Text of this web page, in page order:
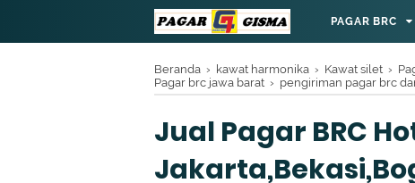
PAGAR BRC
Beranda › kawat harmonika › Kawat silet ›
Pagar brc jawa barat › pengiriman pagar brc
Jual Pagar BRC